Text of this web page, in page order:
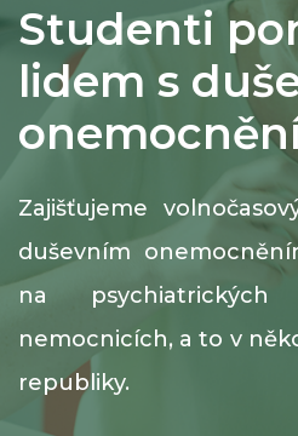
Studenti
lidem s
Zajišťujeme
duševním
na
nemocnicích, a to v
republiky.